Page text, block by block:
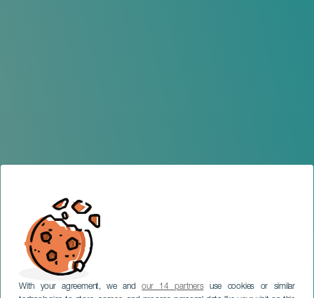
With your agreement, we andour 14 partnersuse cookies or similar